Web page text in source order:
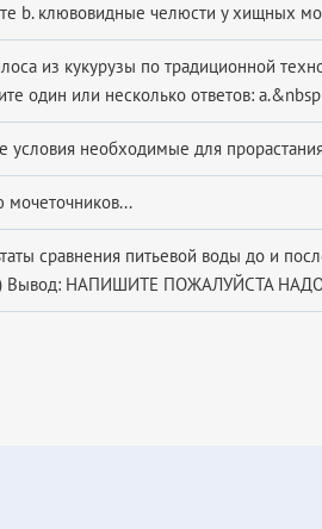
b. клювовидные челюсти у хищных
из кукурузы по традиционной
один или несколько ответов:
условия необходимые для
сравнения питьевой воды до и
Вывод: НАПИШИТЕ ПОЖАЛУЙСТА